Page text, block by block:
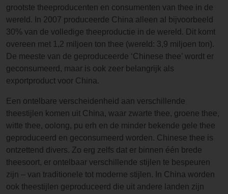
grootste theeproducenten en consumenten van thee in de
wereld. In 2007 produceerde China alleen al bijvoorbeeld
30% van de volledige theeproductie in de wereld. Dit komt
overeen met 1,2 miljoen ton thee (wereld: 3,9 miljoen ton).
De meeste van de geproduceerde ‘Chinese thee’ wordt er
geconsumeerd, maar is ook zeer belangrijk als
exportproduct voor China.
Een ontelbare verscheidenheid aan verschillende
theestijlen komen uit China, waar zwarte thee, groene thee,
witte thee, oolong, pu erh en de minder bekende gele thee
geproduceerd en geconsumeerd worden. Chinese thee is
ontzettend divers. Zo erg zelfs dat er binnen één brede
theesoort, er ontelbaar verschillende stijlen te bespeuren
zijn – van traditionele tot moderne stijlen. In China worden
ook theestijlen geproduceerd die uit andere landen zijn